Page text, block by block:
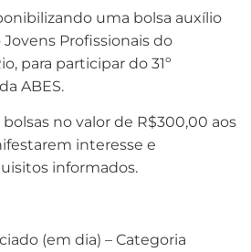
uma bolsa auxílio
Profissionais do
para participar do 31º
ABES.
no valor de R$300,00 aos
interesse e
informados.
(em dia) – Categoria